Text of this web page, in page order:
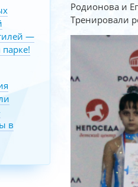
Родионова и
Тренировали
—
парке!
в